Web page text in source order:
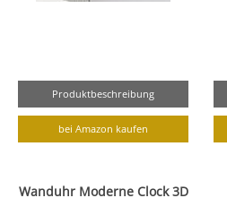
Produktbeschreibung
bei Amazon kaufen
Wanduhr Moderne Clock 3D